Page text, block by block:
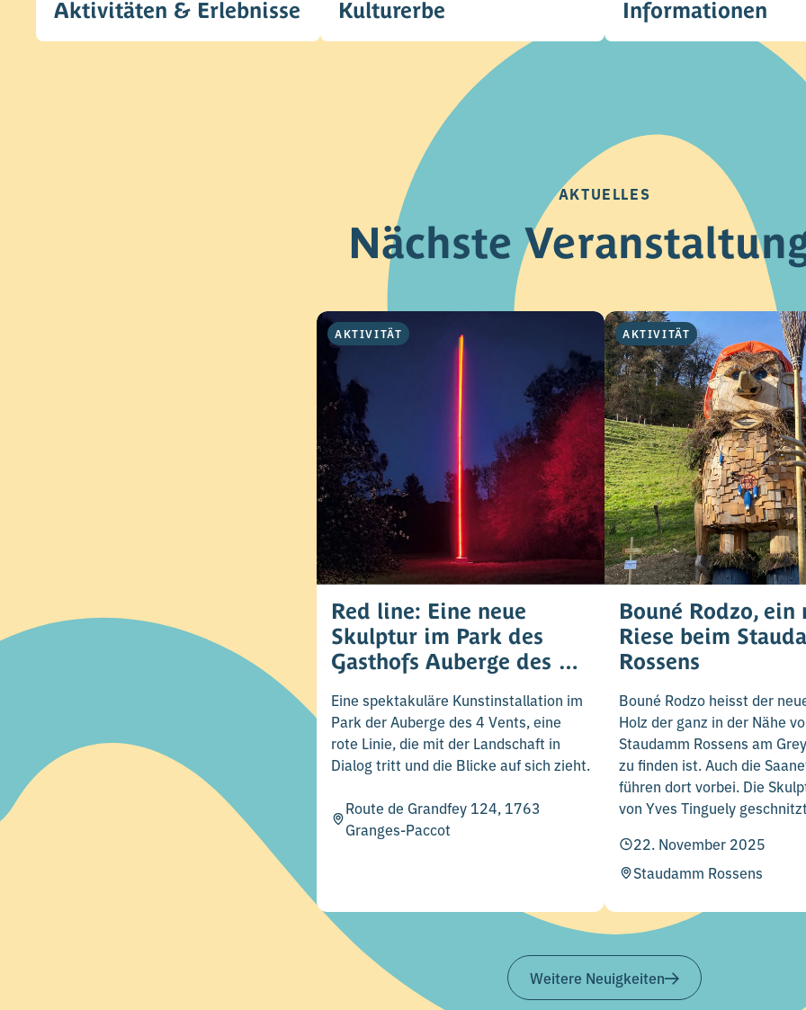
Aktivitäten & Erlebnisse
Kulturerbe
Informationen
AKTUELLES
Nächste
AKTIVITÄT
Red line: Eine neue
Skulptur im Park des
Gasthofs Auberge des 4
Eine spektakuläre Kunstinstallation im
Park der Auberge des 4 Vents, eine
rote Linie, die mit der Landschaft in
Dialog tritt und die Blicke auf sich zieht.
Route de Grandfey 124, 1763
Granges-Paccot
AKTIVITÄT
Bouné Rodzo, ein
Riese beim
Rossens
Bouné Rodzo heisst der
Holz der ganz in der Nähe
Staudamm Rossens am
zu finden ist. Auch die
führen dort vorbei. Die
von Yves Tinguely
22. November 2025
Staudamm Rossens
Weitere Neuigkeiten